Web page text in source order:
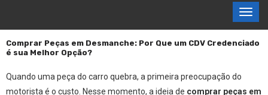
Comprar Peças em Desmanche: Por Que um CDV Credenciado
é sua Melhor Opção?
Quando uma peça do carro quebra, a primeira preocupação do
motorista é o custo. Nesse momento, a ideia de comprar peças em